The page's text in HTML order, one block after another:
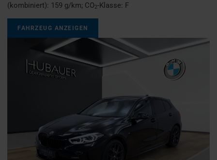
(kombiniert): 159 g/km; CO2-Klasse: F
FAHRZEUG ANZEIGEN